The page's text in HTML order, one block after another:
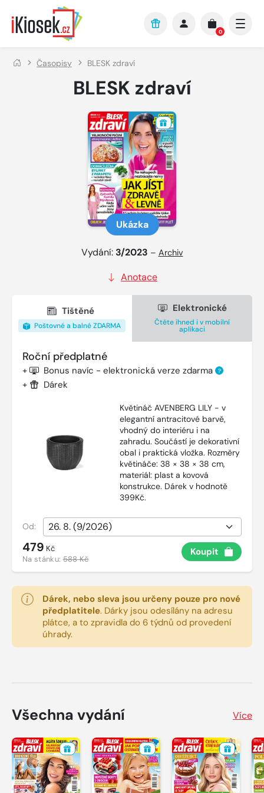
Přejít na hlavní obsah
0
Časopisy BLESK zdraví
BLESK zdraví
Ukázka
Vydání: 3/2023 – Archiv
Anotace
Tištěné
Poštovné a balné ZDARMA
Elektronické
Čtěte ihned i v mobilní
aplikaci
Roční předplatné
+ Bonus navíc - elektronická verze zdarma ?
+ Dárek
Květináč AVENBERG LILY - v
elegantní antracitové barvě,
vhodný do interiéru i na
zahradu. Součástí je dekorativní
obal i praktická vložka. Rozměry
květináče: 38 × 38 × 38 cm,
materiál: plast a kovová
konstrukce. Dárek v hodnotě
399Kč.
Od:
479 Kč
Na stánku:588 Kč
Koupit
Dárek, nebo sleva jsou určeny pouze pro nové
předplatitele. Dárky jsou odesílány na adresu
plátce, a to zpravidla do 6 týdnů od provedení
úhrady.
Všechna vydání Více